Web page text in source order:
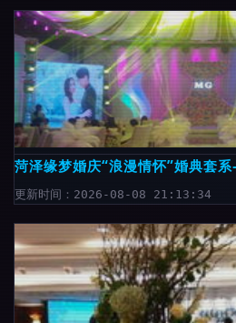
菏泽缘梦婚庆“浪漫情怀”婚典套
更新时间：2026-08-08 21:13:34